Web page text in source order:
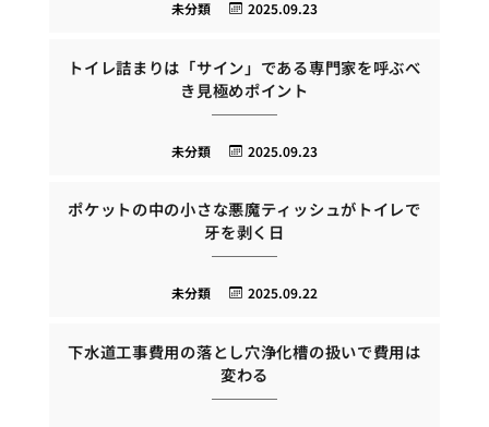
2025.09.23
未分類
トイレ詰まりは「サイン」である専門家を呼ぶべ
き見極めポイント
2025.09.23
未分類
ポケットの中の小さな悪魔ティッシュがトイレで
牙を剥く日
2025.09.22
未分類
下水道工事費用の落とし穴浄化槽の扱いで費用は
変わる